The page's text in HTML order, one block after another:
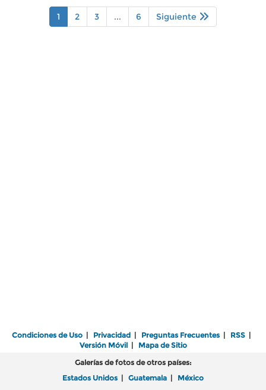
1 2 3 ... 6 Siguiente
Condiciones de Uso | Privacidad | Preguntas Frecuentes | RSS |
Versión Móvil| Mapa de Sitio
Galerías de fotos de otros países:
Estados Unidos | Guatemala | México